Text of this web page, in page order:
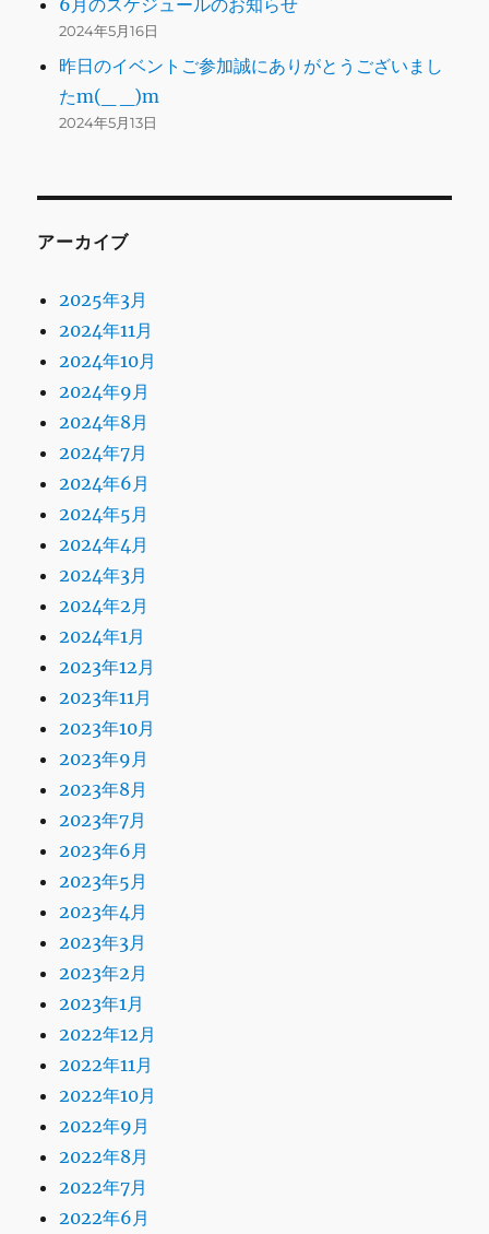
6月のスケジュールのお知らせ
2024年5月16日
昨日のイベントご参加誠にありがとうございまし
たm(_ _)m
2024年5月13日
アーカイブ
2025年3月
2024年11月
2024年10月
2024年9月
2024年8月
2024年7月
2024年6月
2024年5月
2024年4月
2024年3月
2024年2月
2024年1月
2023年12月
2023年11月
2023年10月
2023年9月
2023年8月
2023年7月
2023年6月
2023年5月
2023年4月
2023年3月
2023年2月
2023年1月
2022年12月
2022年11月
2022年10月
2022年9月
2022年8月
2022年7月
2022年6月